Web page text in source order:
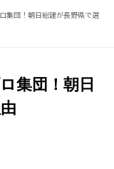
集団！朝日総建が長野県で選
集団！朝日